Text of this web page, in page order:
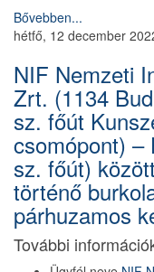
Bővebben...
hétfő, 12 december
NIF Nemzeti
Zrt. (1134
sz. főút
csomópont) –
sz. főút)
történő
párhuzamos
További